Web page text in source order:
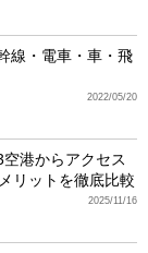
線・電車・車・飛
2022/05/20
港からアクセス
リットを徹底比較
2025/11/16